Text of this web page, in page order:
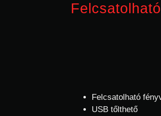
Felcsatolható
USB tőlthető